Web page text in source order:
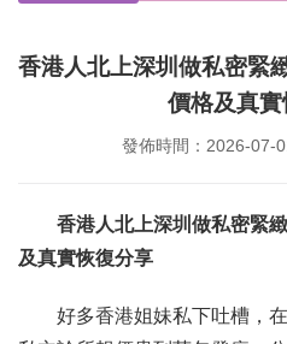
特色门诊
聯繫我們
香港人北上深圳做私密緊
價格及真
發佈時間：2026-07-
香港人北上深圳做私密緊
及真實恢復分享
好多香港姐妹私下吐槽，